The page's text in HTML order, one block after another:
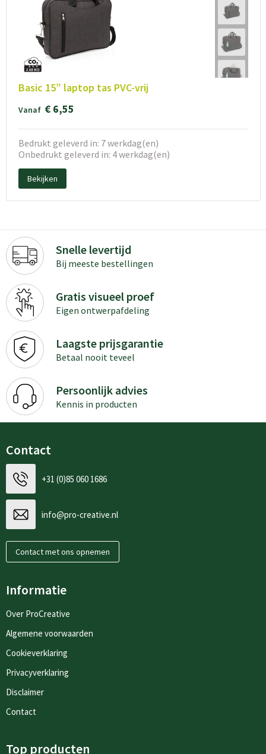
Basic 15” laptop tas PVC-vrij
Vanaf € 6,55
Bedrukt geleverd in: 7 werkdag(en)
Onbedrukt geleverd in: 4 werkdag(en)
Bekijken
Snelle levertijd
Bij meeste bestellingen
Gratis visueel proef
Eigen ontwerpafdeling
Laagste prijsgarantie
Betaal nooit teveel
Persoonlijk advies
Kennis in producten
Contact
+31 (0)85 060 1686
info@pro-creative.nl
Contact met ons opnemen
Informatie
Over ProCreative
Algemene voorwaarden
Cookieverklaring
Privacyverklaring
Disclaimer
Contact
Top producten